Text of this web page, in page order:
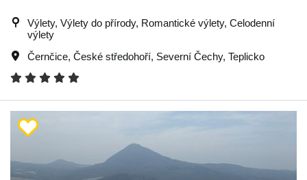
Výlety, Výlety do přírody, Romantické výlety, Celodenní
výlety
Černčice, České středohoří, Severní Čechy, Teplicko